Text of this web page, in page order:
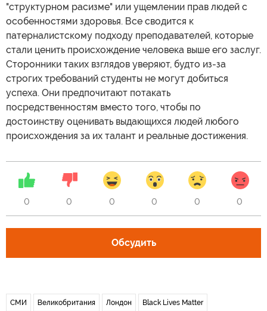
"структурном расизме" или ущемлении прав людей с
особенностями здоровья. Все сводится к
патерналистскому подходу преподавателей, которые
стали ценить происхождение человека выше его заслуг.
Сторонники таких взглядов уверяют, будто из-за
строгих требований студенты не могут добиться
успеха. Они предпочитают потакать
посредственностям вместо того, чтобы по
достоинству оценивать выдающихся людей любого
происхождения за их талант и реальные достижения.
0 0 0 0 0 0
Обсудить
СМИ Великобритания Лондон Black Lives Matter